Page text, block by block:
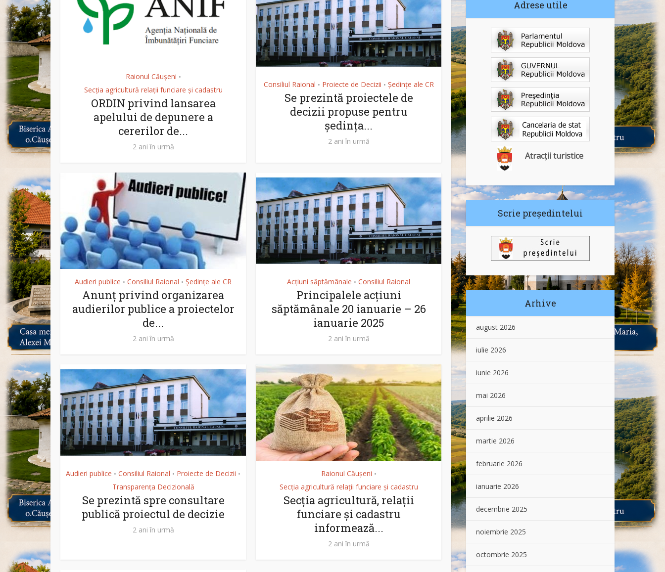
Raionul Căușeni •
Secția agricultură relații funciare și cadastru
ORDIN privind lansarea
apelului de depunere a
cererilor de...
2 ani în urmă
Consiliul Raional • Proiecte de Decizii • Ședințe ale CR
Se prezintă proiectele de
decizii propuse pentru
ședința...
2 ani în urmă
Audieri publice • Consiliul Raional • Ședințe ale CR
Anunț privind organizarea
audierilor publice a proiectelor
de...
2 ani în urmă
Acțiuni săptămânale • Consiliul Raional
Principalele acțiuni
săptămânale 20 ianuarie – 26
ianuarie 2025
2 ani în urmă
Audieri publice • Consiliul Raional • Proiecte de Decizii •
Transparența Decizională
Se prezintă spre consultare
publică proiectul de decizie
2 ani în urmă
Raionul Căușeni •
Secția agricultură relații funciare și cadastru
Secția agricultură, relații
funciare și cadastru
informează...
2 ani în urmă
Adrese utile
Atracții turistice
Scrie președintelui
Arhive
august 2026
iulie 2026
iunie 2026
mai 2026
aprilie 2026
martie 2026
februarie 2026
ianuarie 2026
decembrie 2025
noiembrie 2025
octombrie 2025